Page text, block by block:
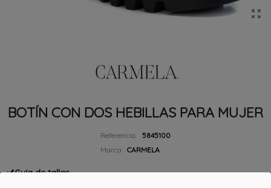
BOTÍN CON DOS HEBILLAS PARA MUJER
Referencia:
5845100
Marca
CARMELA
Guía de tallas